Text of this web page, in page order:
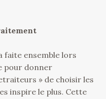
faite ensemble lors
pour donner
» de choisir les
inspire le plus. Cette